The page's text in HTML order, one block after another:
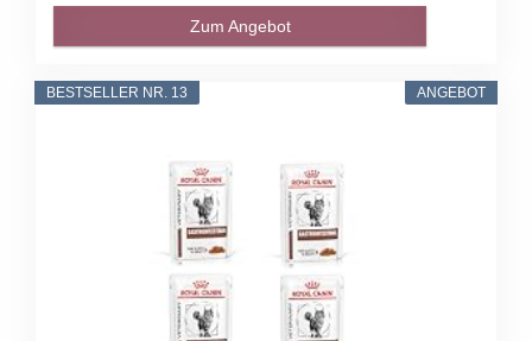
Zum Angebot
ANGEBOT
BESTSELLER NR. 13